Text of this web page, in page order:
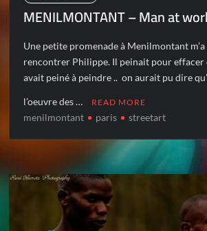
MENILMONTANT – Man at
Une petite promenade à Menilmontant
rencontrer Philippe. Il peinait pour effacer
avait peiné à peindre .. on aurait pu dire
l’oeuvre des … READ MORE
menilmontant paris streetart